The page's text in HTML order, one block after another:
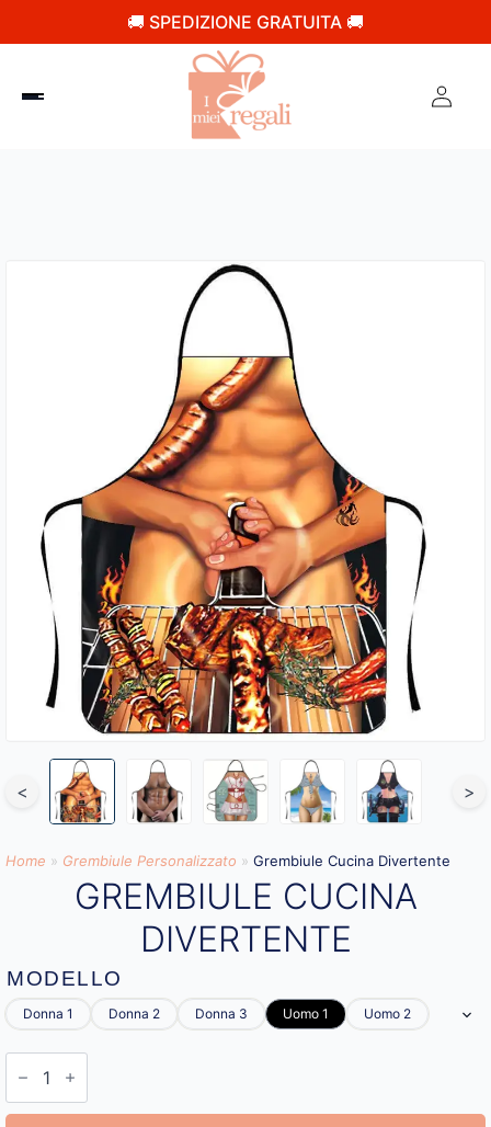
🚚 SPEDIZIONE GRATUITA 🚚
< >
Home » Grembiule Personalizzato » Grembiule Cucina Divertente
GREMBIULE CUCINA
DIVERTENTE
MODELLO
Donna 1 Donna 2 Donna 3 Uomo 1 Uomo 2
Grembiule
Cucina
quantità